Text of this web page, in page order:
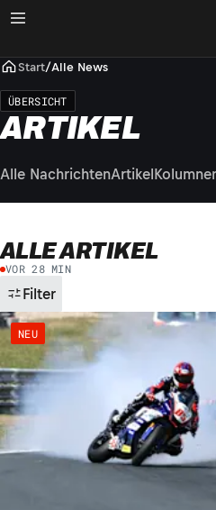
Start/Alle News
ÜBERSICHT
ARTIKEL
Alle NachrichtenArtikel
ALLE ARTIKEL
VOR 28 MIN
Filter
NEU